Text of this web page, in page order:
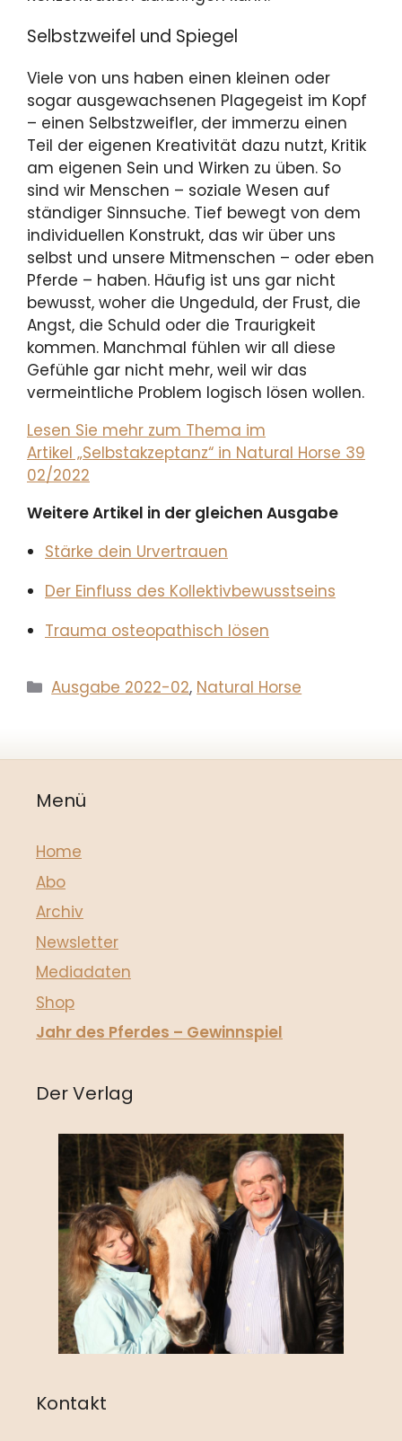
Selbstzweifel und Spiegel
Viele von uns haben einen kleinen oder
sogar ausgewachsenen Plagegeist im Kopf
– einen Selbstzweifler, der immerzu einen
Teil der eigenen Kreativität dazu nutzt, Kritik
am eigenen Sein und Wirken zu üben. So
sind wir Menschen – soziale Wesen auf
ständiger Sinnsuche. Tief bewegt von dem
individuellen Konstrukt, das wir über uns
selbst und unsere Mitmenschen – oder eben
Pferde – haben. Häufig ist uns gar nicht
bewusst, woher die Ungeduld, der Frust, die
Angst, die Schuld oder die Traurigkeit
kommen. Manchmal fühlen wir all diese
Gefühle gar nicht mehr, weil wir das
vermeintliche Problem logisch lösen wollen.
Lesen Sie mehr zum Thema im
Artikel „Selbstakzeptanz“ in Natural Horse 39
02/2022
Weitere Artikel in der gleichen Ausgabe
Stärke dein Urvertrauen
Der Einfluss des Kollektivbewusstseins
Trauma osteopathisch lösen
Kategorien
Ausgabe 2022-02, Natural Horse
Menü
Home
Abo
Archiv
Newsletter
Mediadaten
Shop
Jahr des Pferdes – Gewinnspiel
Der Verlag
Kontakt